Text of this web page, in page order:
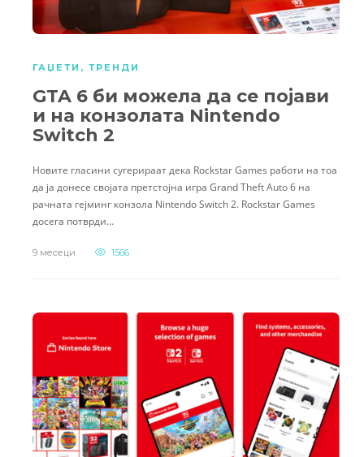
ГАЏЕТИ , ТРЕНДИ
GTA 6 би можела да се појави
и на конзолата Nintendo
Switch 2
Новите гласини сугерираат дека Rockstar Games работи на тоа
да ја донесе својата претстојна игра Grand Theft Auto 6 на
рачната гејминг конзола Nintendo Switch 2. Rockstar Games
досега потврди…
9 месеци 1566